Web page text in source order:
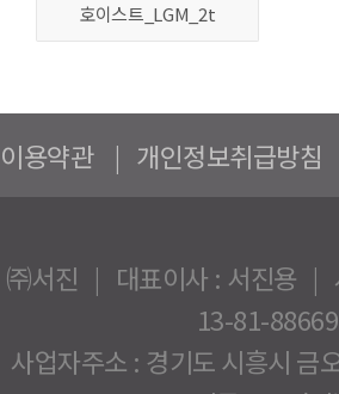
호이스트_LGM_2t
이용약관| 개인정보취급방침
㈜서진 | 대표이사 : 서진용 |
13-81-88669
사업자주소 : 경기도 시흥시 금